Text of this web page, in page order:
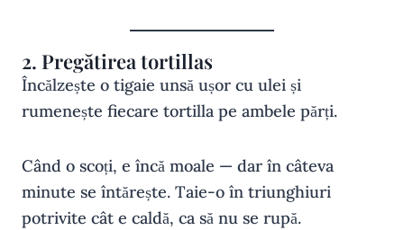
2. Pregătirea tortillas
Încălzește o tigaie unsă ușor cu ulei și
rumenește fiecare tortilla pe ambele părți.
Când o scoți, e încă moale — dar în câteva
minute se întărește. Taie-o în triunghiuri
potrivite cât e caldă, ca să nu se rupă.